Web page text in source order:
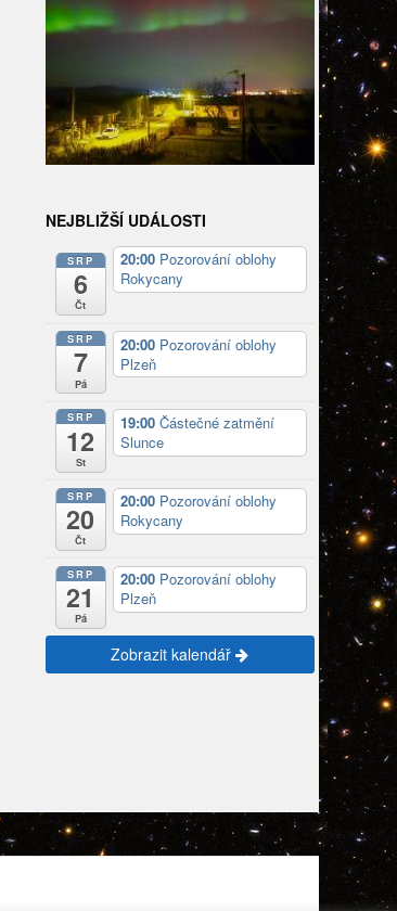
NEJBLIŽŠÍ UDÁLOSTI
SRP
6
Čt
20:00 Pozorování oblohy
Rokycany
SRP
7
Pá
20:00 Pozorování oblohy
Plzeň
SRP
12
St
19:00 Částečné zatmění
Slunce
SRP
20
Čt
20:00 Pozorování oblohy
Rokycany
SRP
21
Pá
20:00 Pozorování oblohy
Plzeň
Zobrazit kalendář